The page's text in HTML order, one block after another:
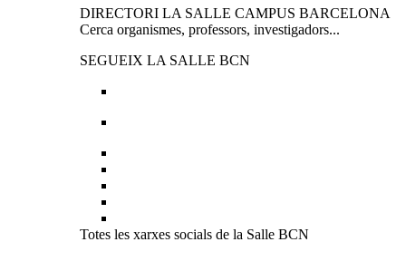
DIRECTORI LA SALLE CAMPUS BARCELONA
Cerca organismes, professors, investigadors...
SEGUEIX LA SALLE BCN
Totes les xarxes socials de la Salle BCN